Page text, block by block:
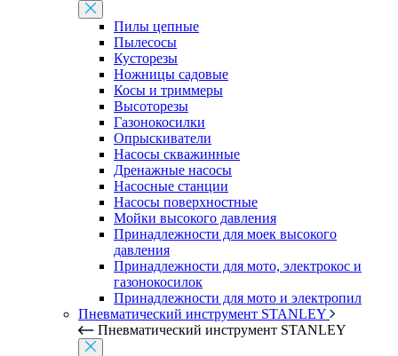
Пилы цепные
Пылесосы
Кусторезы
Ножницы садовые
Косы и триммеры
Высоторезы
Газонокосилки
Опрыскиватели
Насосы скважинные
Дренажные насосы
Насосные станции
Насосы поверхностные
Мойки высокого давления
Принадлежности для моек высокого
давления
Принадлежности для мото, электрокос и
газонокосилок
Принадлежности для мото и электропил
Пневматический инструмент STANLEY
Пневматический инструмент STANLEY